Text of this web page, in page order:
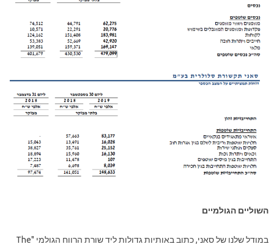
השוליים הגולמיים
במודל שלנו של סאני, כתוב באותיות גדולות ליד שורת הרווח הגולמי "The